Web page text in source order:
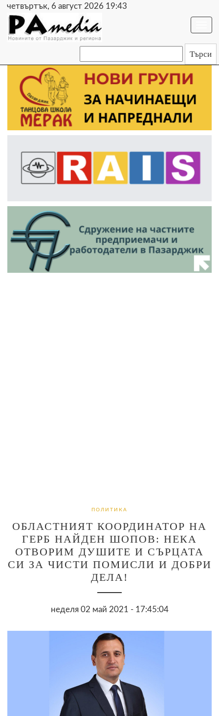
четвъртък, 6 август 2026 19:43
ПОЛИТИКА
ОБЛАСТНИЯТ КООРДИНАТОР НА
ГЕРБ НАЙДЕН ШОПОВ: НЕКА
ОТВОРИМ ДУШИТЕ И СЪРЦАТА
СИ ЗА ЧИСТИ ПОМИСЛИ И ДОБРИ
ДЕЛА!
неделя 02 май 2021 - 17:45:04